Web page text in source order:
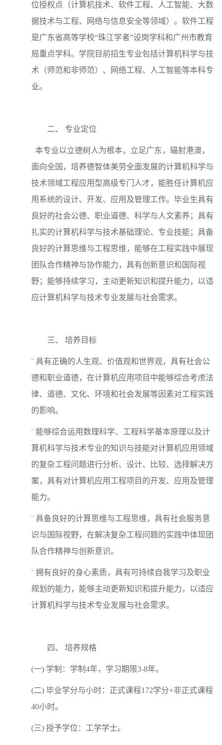
位授权点（计算机技术、软件工程、人工智能、大数
据技术与工程、网络与信息安全等领域）。软件工程
是广东省高等学校“珠江学者”设岗学科和广州市教育
局重点学科。学院目前招生专业包括计算机科学与技
术（师范和非师范）、网络工程、人工智能等本科专
业。
二、 专业定位
本专业以立德树人为根本，立足广东，辐射港澳，
面向全国，培养德智体美劳全面发展的计算机科学与
技术领域工程应用型高级专门人才，能胜任计算机应
用系统的设计、开发、应用及管理工作。毕业生具有
良好的社会公德、职业道德、科学与人文素养；具有
扎实的计算机科学与技术基础理论、专业技能；具备
良好的计算思维与工程思维，能够在工程实践中展现
团队合作精神与协作能力，具有创新意识和国际视
野；能够持续学习，主动更新知识和提升能力，以适
应计算机科学与技术专业发展与社会需求。
三、 培养目标
¨ 具有正确的人生观、价值观和世界观，具有社会公
德和职业道德，在计算机应用项目中能够综合考虑法
律、道德、文化、环境和社会发展等因素对工程实践
的影响。
¨ 能够综合运用数理科学、工程科学基本原理以及计
算机科学与技术专业的知识与技能对计算机应用领域
的复杂工程问题进行分析、设计、比较、选择解决方
案，具有对计算机应用工程项目的开发、应用及管理
能力。
¨ 具备良好的计算思维与工程思维，具有社会服务意
识与国际视野，在解决复杂工程问题的实践中体现团
队合作精神与创新意识。
¨ 拥有良好的身心素质，具有可持续自我学习及职业
规划的能力，能够主动更新知识和提升能力，以适应
计算机科学与技术专业发展与社会需求。
四、 培养规格
(一) 学制：学制4年，学习期限3-8年。
(二) 毕业学分与小时：正式课程172学分+非正式课程
40小时。
(三) 授予学位：工学学士。